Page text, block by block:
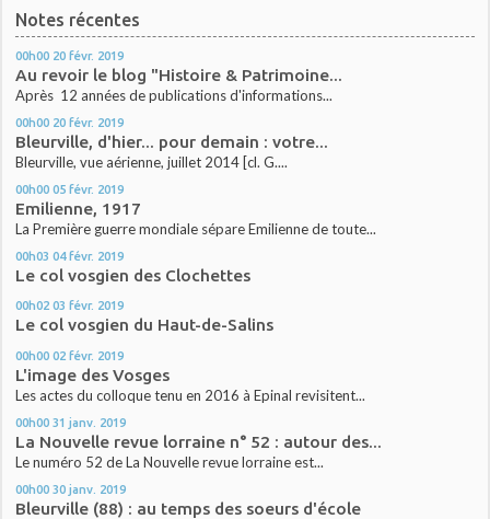
Notes récentes
00h00 20 févr. 2019
Au revoir le blog "Histoire & Patrimoine...
Après 12 années de publications d'informations...
00h00 20 févr. 2019
Bleurville, d'hier... pour demain : votre...
Bleurville, vue aérienne, juillet 2014 [cl. G....
00h00 05 févr. 2019
Emilienne, 1917
La Première guerre mondiale sépare Emilienne de toute...
00h03 04 févr. 2019
Le col vosgien des Clochettes
00h02 03 févr. 2019
Le col vosgien du Haut-de-Salins
00h00 02 févr. 2019
L'image des Vosges
Les actes du colloque tenu en 2016 à Epinal revisitent...
00h00 31 janv. 2019
La Nouvelle revue lorraine n° 52 : autour des...
Le numéro 52 de La Nouvelle revue lorraine est...
00h00 30 janv. 2019
Bleurville (88) : au temps des soeurs d'école